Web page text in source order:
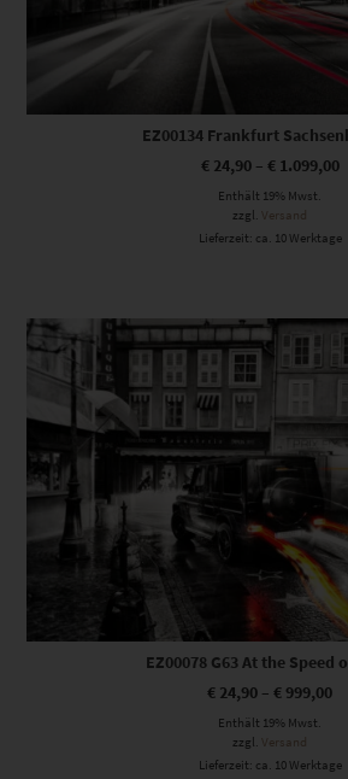
EZ00134 Frankfurt
€24,90– €1.099,00
Enthält 19% Mwst.
zzgl. Versand
Lieferzeit: ca. 10 Werktage
Dieses Produkt weist mehrere Varianten auf. Die Optionen können auf der Produktseite gewählt werden
EZ00078 G63 At the Speed
€ 24,90 – € 999,00
Enthält 19% Mwst.
zzgl. Versand
Lieferzeit: ca. 10 Werktage